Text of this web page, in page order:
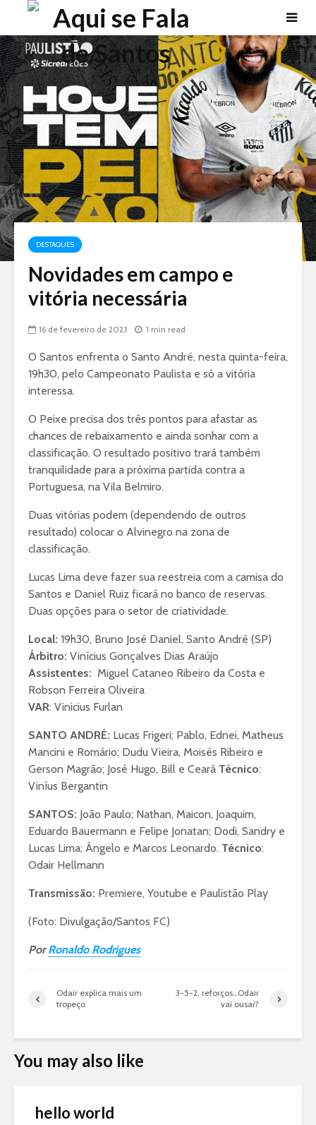
DESTAQUES
Novidades em campo e
vitória necessária
16 de fevereiro de 2023 1 min read
O Santos enfrenta o Santo André, nesta quinta-feira,
19h30, pelo Campeonato Paulista e só a vitória
interessa.
O Peixe precisa dos três pontos para afastar as
chances de rebaixamento e ainda sonhar com a
classificação. O resultado positivo trará também
tranquilidade para a próxima partida contra a
Portuguesa, na Vila Belmiro.
Duas vitórias podem (dependendo de outros
resultado) colocar o Alvinegro na zona de
classificação.
Lucas Lima deve fazer sua reestreia com a camisa do
Santos e Daniel Ruiz ficará no banco de reservas.
Duas opções para o setor de criatividade.
Local: 19h30, Bruno José Daniel, Santo André (SP)
Árbitro: Vinícius Gonçalves Dias Araújo
Assistentes: Miguel Cataneo Ribeiro da Costa e
Robson Ferreira Oliveira
VAR: Vinicius Furlan
SANTO ANDRÉ: Lucas Frigeri; Pablo, Ednei, Matheus
Mancini e Romário; Dudu Vieira, Moisés Ribeiro e
Gerson Magrão; José Hugo, Bill e Ceará Técnico:
Viníus Bergantin
SANTOS: João Paulo; Nathan, Maicon, Joaquim,
Eduardo Bauermann e Felipe Jonatan; Dodi, Sandry e
Lucas Lima; Ângelo e Marcos Leonardo. Técnico:
Odair Hellmann
Transmissão: Premiere, Youtube e Paulistão Play
(Foto: Divulgação/Santos FC)
PorRonaldo Rodrigues
Odair explica mais um
tropeço
3-5-2, reforços…Odair
vai ousar?
You may also like
hello world